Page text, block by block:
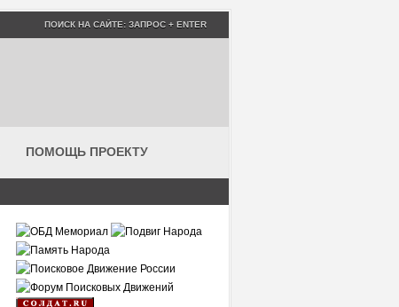
ПОМОЩЬ ПРОЕКТУ